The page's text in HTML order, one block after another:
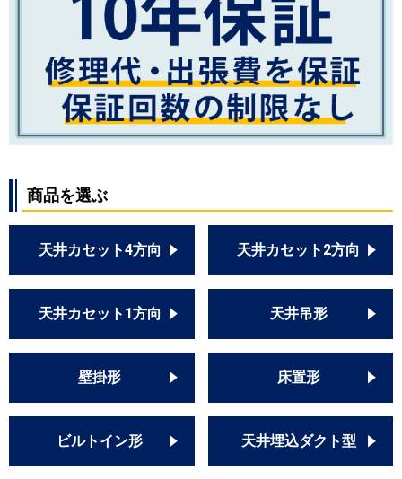
商品を選ぶ
天井カセット4方向 天井カセット2方向
天井カセット1方向 天井吊形
壁掛形 床置形
ビルトイン形 天井埋込ダクト型